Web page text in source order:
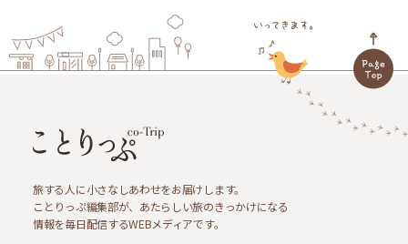
旅する人に小さなしあわせをお届けします。
ことりっぷ編集部が、あたらしい旅のきっかけになる
情報を毎日配信するWEBメディアです。